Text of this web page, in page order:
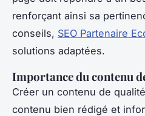
renforçant ainsi sa
conseils, SEO Partenaire
solutions adaptées.
Importance du contenu
Créer un contenu de
contenu bien rédigé et